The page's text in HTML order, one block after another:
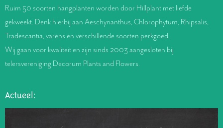
Ruim 50 soorten hangplanten worden door Hillplant met liefde
gekweekt. Denk hierbij aan Aeschynanthus, Chlorophytum, Rhipsalis,
Tradescantia, varens en verschillende soorten perkgoed.
Wij gaan voor kwaliteit en zijn sinds 2003 aangesloten bij
telersvereniging Decorum Plants and Flowers.
Actueel: